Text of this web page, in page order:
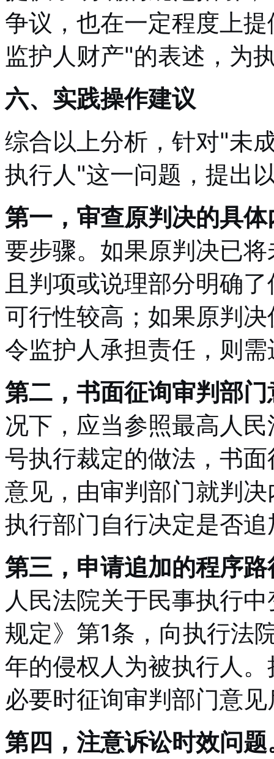
争议，也在一定程度上
监护人财产"的表述，为
六、实践操作建议
综合以上分析，针对"未
执行人"这一问题，提出
第一，审查原判决的具
要步骤。如果原判决已
且判项或说理部分明确
可行性较高；如果原判
令监护人承担责任，则
第二，书面征询审判部
况下，应当参照最高人
号执行裁定的做法，书
意见，由审判部门就判
执行部门自行决定是否追
第三，申请追加的程序路
人民法院关于民事执行
规定》第1条，向执行法
年的侵权人为被执行人
必要时征询审判部门意
第四，注意诉讼时效问题